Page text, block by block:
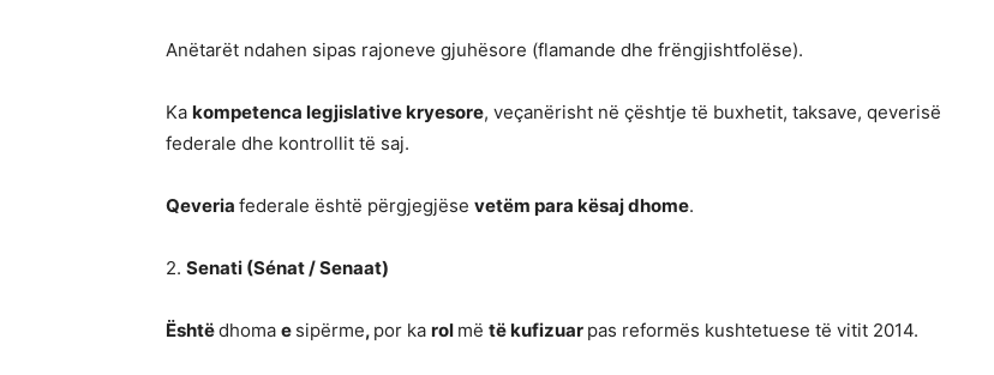
Anëtarët ndahen sipas rajoneve gjuhësore (flamande dhe frëngjishtfolëse).
Ka kompetenca legjislative kryesore, veçanërisht në çështje të buxhetit, taksave, qeverisë
federale dhe kontrollit të saj.
Qeveria federale është përgjegjëse vetëm para kësajdhome.
2. Senati (Sénat / Senaat)
Ështëdhoma e sipërme, por ka rol më tëkufizuar pas reformës kushtetuese të vitit 2014.